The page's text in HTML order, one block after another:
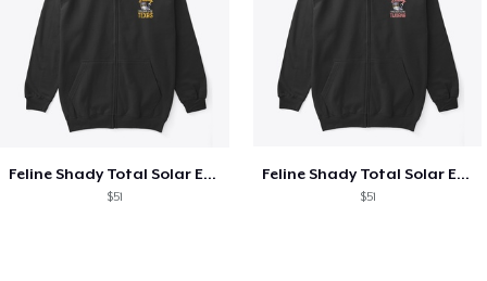
Feline Shady Total Solar Eclipse Texas
$51
Feline Shady Total Solar Eclipse Tijuana
$51